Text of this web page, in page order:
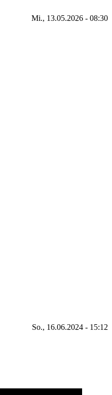
Mi., 13.05.2026 - 08:30
So., 16.06.2024 - 15:12